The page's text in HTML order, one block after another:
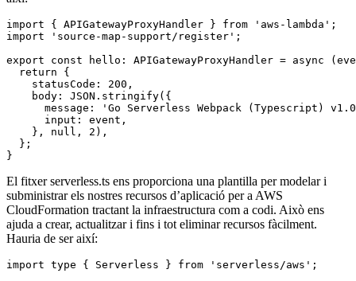
import { APIGatewayProxyHandler } from 'aws-lambda';
import 'source-map-support/register';
export const hello: APIGatewayProxyHandler = async
  return {
    statusCode: 200,
    body: JSON.stringify({
message: 'Go Serverless Webpack (Typescript)
      input: event,
    }, null, 2),
  };
}
El fitxer serverless.ts ens proporciona una plantilla per modelar i
subministrar els nostres recursos d’aplicació per a AWS
CloudFormation tractant la infraestructura com a codi. Això ens
ajuda a crear, actualitzar i fins i tot eliminar recursos fàcilment.
Hauria de ser així:
import type { Serverless } from 'serverless/aws';